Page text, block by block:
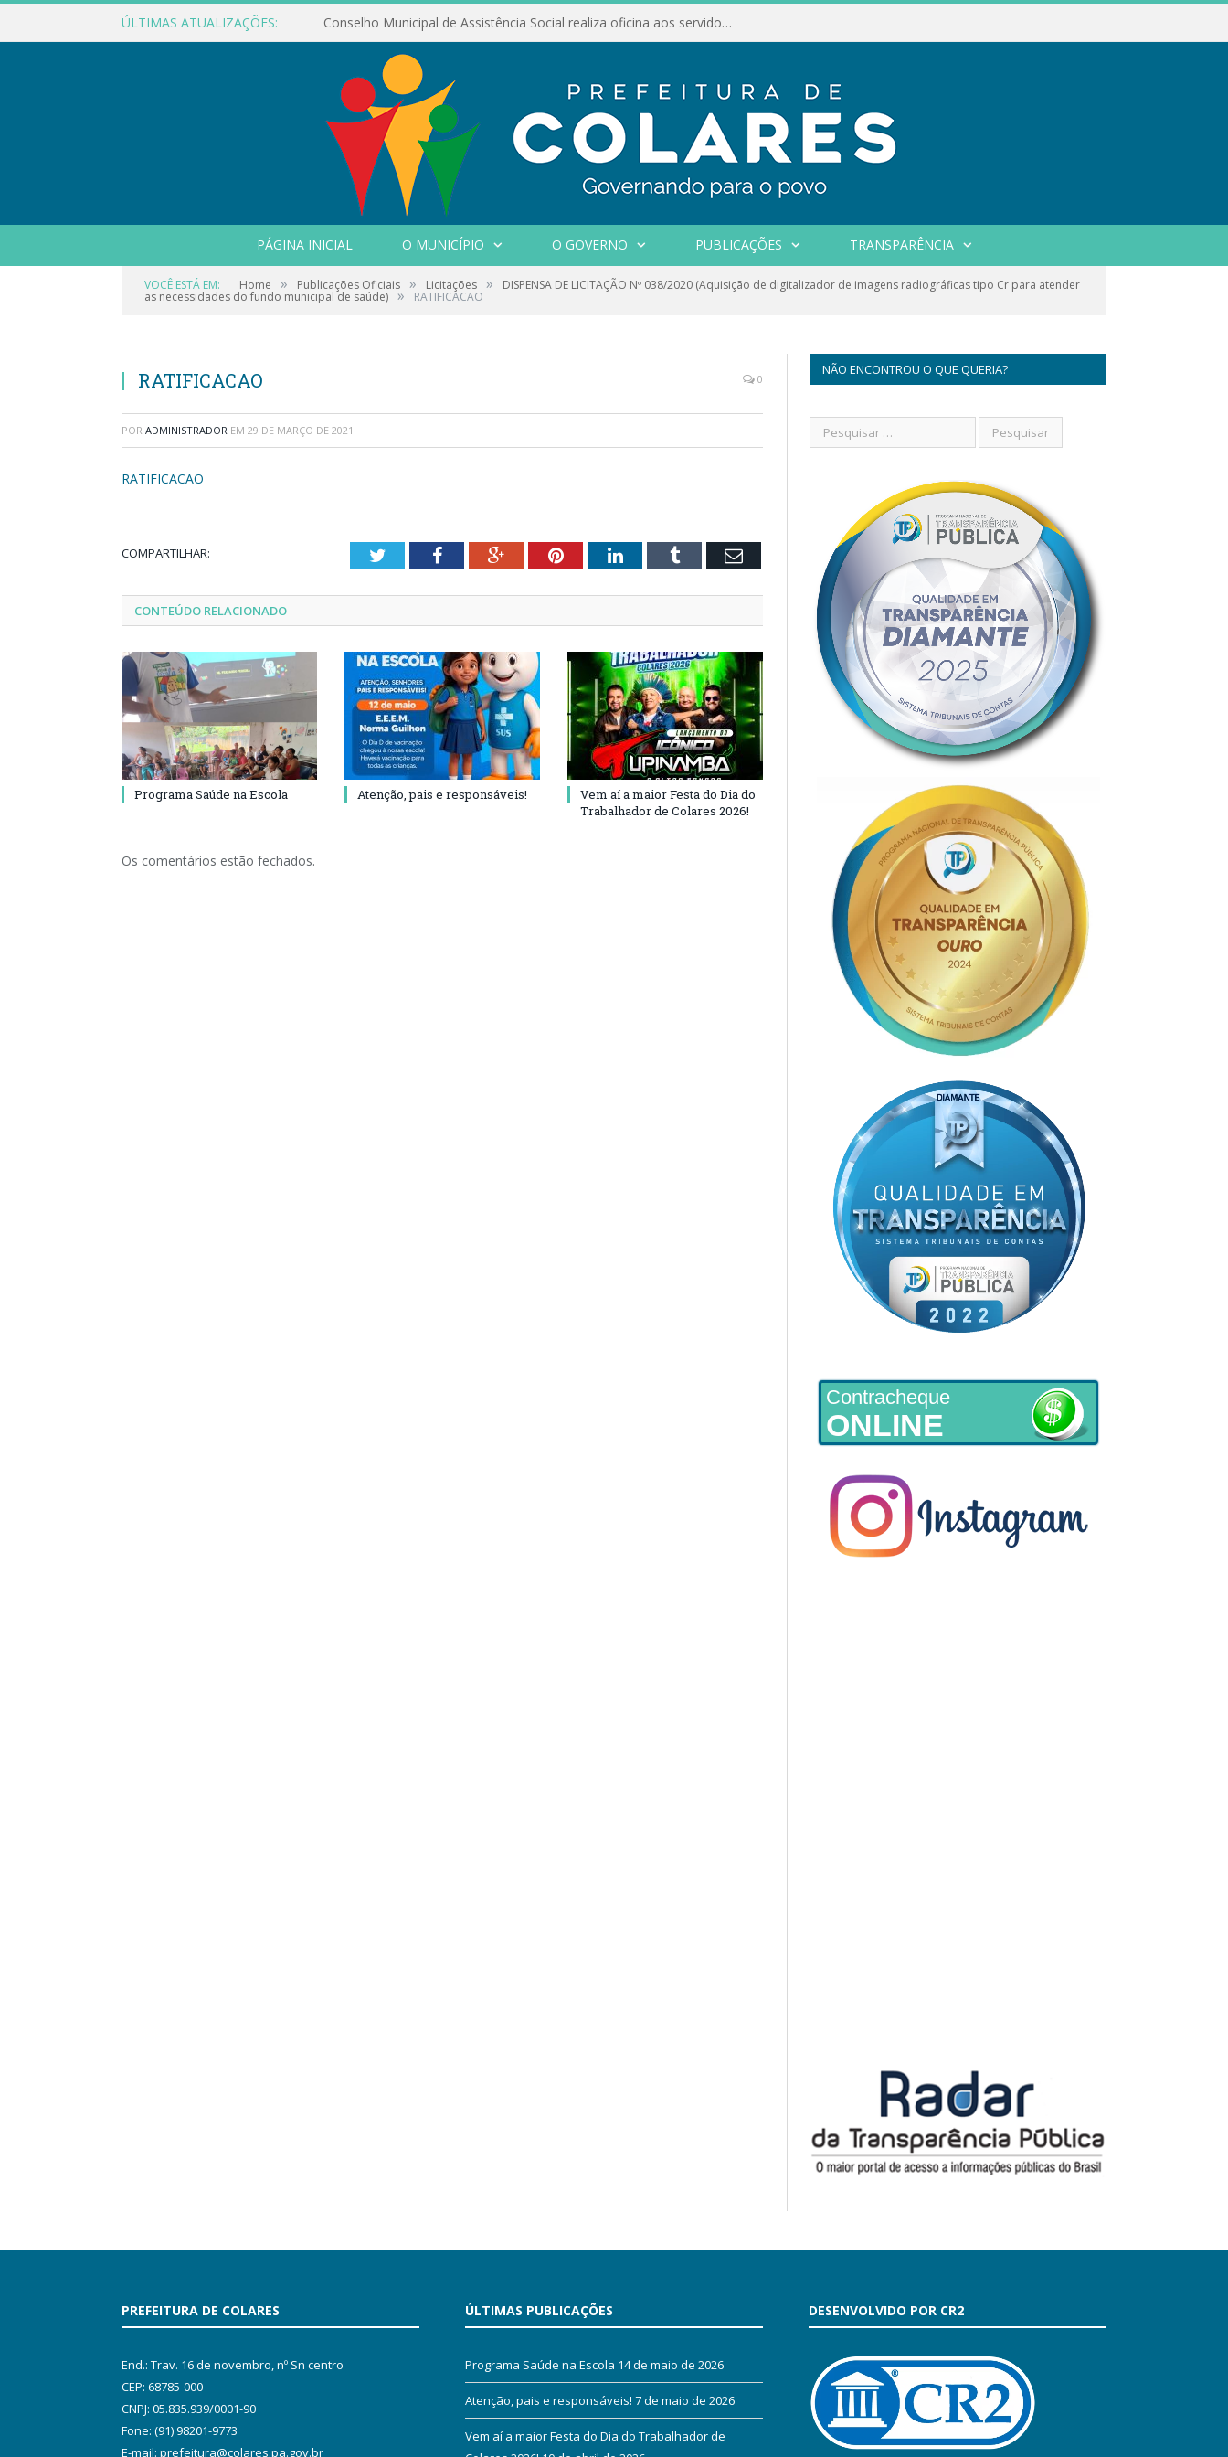
ÚLTIMAS ATUALIZAÇÕES: Conselho Municipal de Assistência Social realiza oficina aos servidores
PÁGINA INICIAL O MUNICÍPIO O GOVERNO PUBLICAÇÕES TRANSPARÊNCIA
VOCÊ ESTÁ EM: Home » Publicações Oficiais » Licitações » DISPENSA DE LICITAÇÃO Nº 038/2020 (Aquisição de digitalizador de imagens radiográficas tipo Cr para atender
as necessidades do fundo municipal de saúde) » RATIFICACAO
RATIFICACAO 0
POR ADMINISTRADOR EM 29 DE MARÇO DE 2021
RATIFICACAO
COMPARTILHAR: TwitterFacebookGoogle+PinterestLinkedInTumblr Email
CONTEÚDO RELACIONADO
Programa Saúde na Escola Atenção, pais e responsáveis!
Vem aí a maior Festa do Dia do
Trabalhador de Colares 2026!
Os comentários estão fechados.
NÃO ENCONTROU O QUE QUERIA?
Contracheque
ONLINE
PREFEITURA DE COLARES
End.: Trav. 16 de novembro, nº Sn centro
CEP: 68785-000
CNPJ: 05.835.939/0001-90
Fone: (91) 98201-9773
E-mail: prefeitura@colares.pa.gov.br
ÚLTIMAS PUBLICAÇÕES
Programa Saúde na Escola 14 de maio de 2026
Atenção, pais e responsáveis! 7 de maio de 2026
Vem aí a maior Festa do Dia do Trabalhador de
DESENVOLVIDO POR CR2